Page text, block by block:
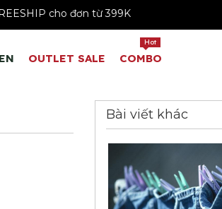
199K FREESHIP cho đơn từ 399K
OUTLET SALE COMBO
Hot
Bài viết khác